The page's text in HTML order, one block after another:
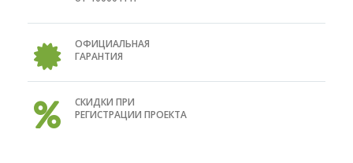
ОФИЦИАЛЬНАЯ
ГАРАНТИЯ
СКИДКИ ПРИ
РЕГИСТРАЦИИ ПРОЕКТА